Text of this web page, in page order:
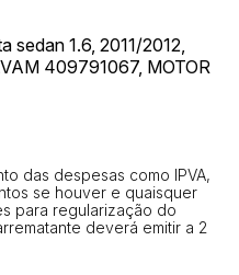
sedan 1.6, 2011/2012,
409791067, MOTOR
das despesas como IPVA,
se houver e quaisquer
para regularização do
deverá emitir a 2